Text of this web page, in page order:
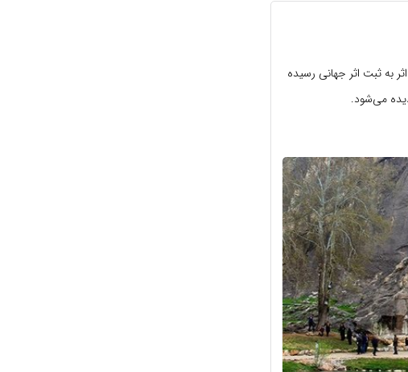
آن به ثبت آثار ملی و یک اثر به ثبت اثر جهانی رسیده
می‌شود.